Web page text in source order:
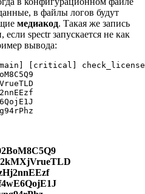
в файлы логов будут
медиакод. Такая же запись
если spectr запускается не как
вывода:
[critical]